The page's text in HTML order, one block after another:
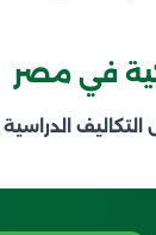
في مصر
الدراسية